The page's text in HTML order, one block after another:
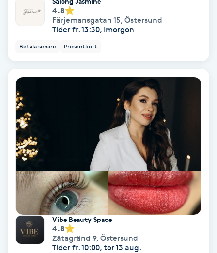
Färgning
Gel naglar
Gelenaglar
Gellack
Gellack med förstärkning
Gravidmassage
Gravidyoga
Gruppträning
4.8
Färjemansgatan 15, Östersund
Tider fr. 13:30, Imorgon
Betala senare Presentkort
Vibe Beauty Space
4.8
Zätagränd 9, Östersund
Tider fr. 10:00, tor 13 aug.